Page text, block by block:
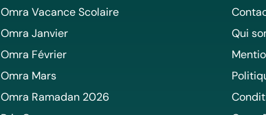
Omra Vacance Scolaire
Omra Janvier
Omra Février
Omra Mars
Omra Ramadan 2026
Qui